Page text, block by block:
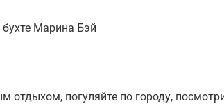
Марина Бэй
отдыхом, погуляйте по городу,